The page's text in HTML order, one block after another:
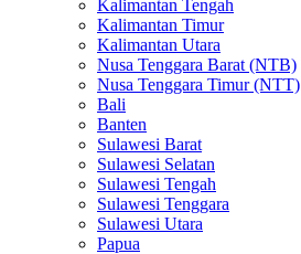
Kalimantan Tengah
Kalimantan Timur
Kalimantan Utara
Nusa Tenggara Barat (NTB)
Nusa Tenggara Timur (NTT)
Bali
Banten
Sulawesi Barat
Sulawesi Selatan
Sulawesi Tengah
Sulawesi Tenggara
Sulawesi Utara
Papua